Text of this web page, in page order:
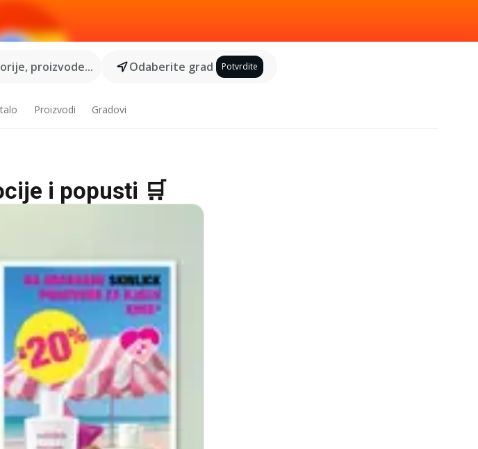
proizvode...
Odaberite grad Potvrdite
Proizvodi Gradovi
i popusti 🛒